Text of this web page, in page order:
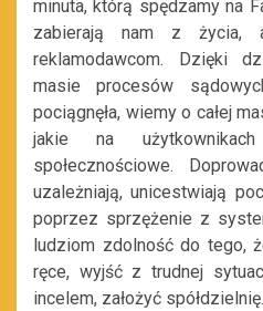
minuta, którą spędzamy na
zabierają nam z życia,
reklamodawcom. Dzięki
masie procesów
pociągnęła, wiemy o całej
jakie na
społecznościowe.
uzależniają, unicestwiają
poprzez sprzężenie z
ludziom zdolność do tego,
ręce, wyjść z trudnej
incelem, założyć spółdzielnię.